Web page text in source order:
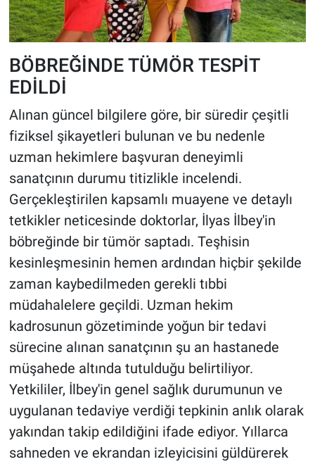
BÖBREĞİNDE TÜMÖR TESPİT
EDİLDİ
Alınan güncel bilgilere göre, bir süredir çeşitli
fiziksel şikayetleri bulunan ve bu nedenle
uzman hekimlere başvuran deneyimli
sanatçının durumu titizlikle incelendi.
Gerçekleştirilen kapsamlı muayene ve detaylı
tetkikler neticesinde doktorlar, İlyas İlbey'in
böbreğinde bir tümör saptadı. Teşhisin
kesinleşmesinin hemen ardından hiçbir şekilde
zaman kaybedilmeden gerekli tıbbi
müdahalelere geçildi. Uzman hekim
kadrosunun gözetiminde yoğun bir tedavi
sürecine alınan sanatçının şu an hastanede
müşahede altında tutulduğu belirtiliyor.
Yetkililer, İlbey'in genel sağlık durumunun ve
uygulanan tedaviye verdiği tepkinin anlık olarak
yakından takip edildiğini ifade ediyor. Yıllarca
sahneden ve ekrandan izleyicisini güldürerek